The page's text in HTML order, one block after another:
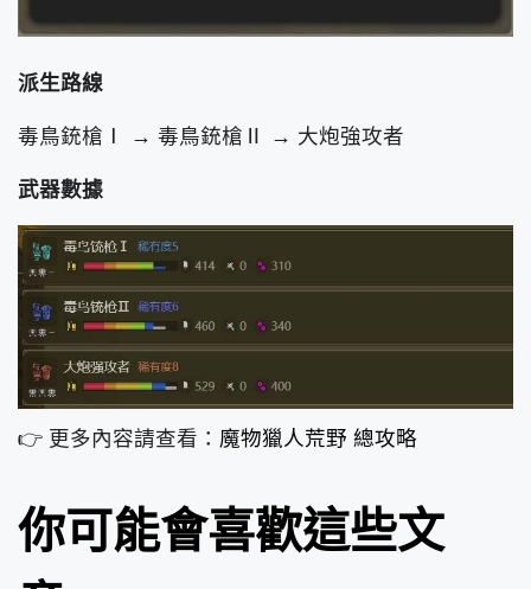
派生路線
毒鳥銃槍Ⅰ → 毒鳥銃槍Ⅱ → 大炮強攻者
武器數據
👉 更多內容請查看： 魔物獵人荒野 總攻略
你可能會喜歡這些文